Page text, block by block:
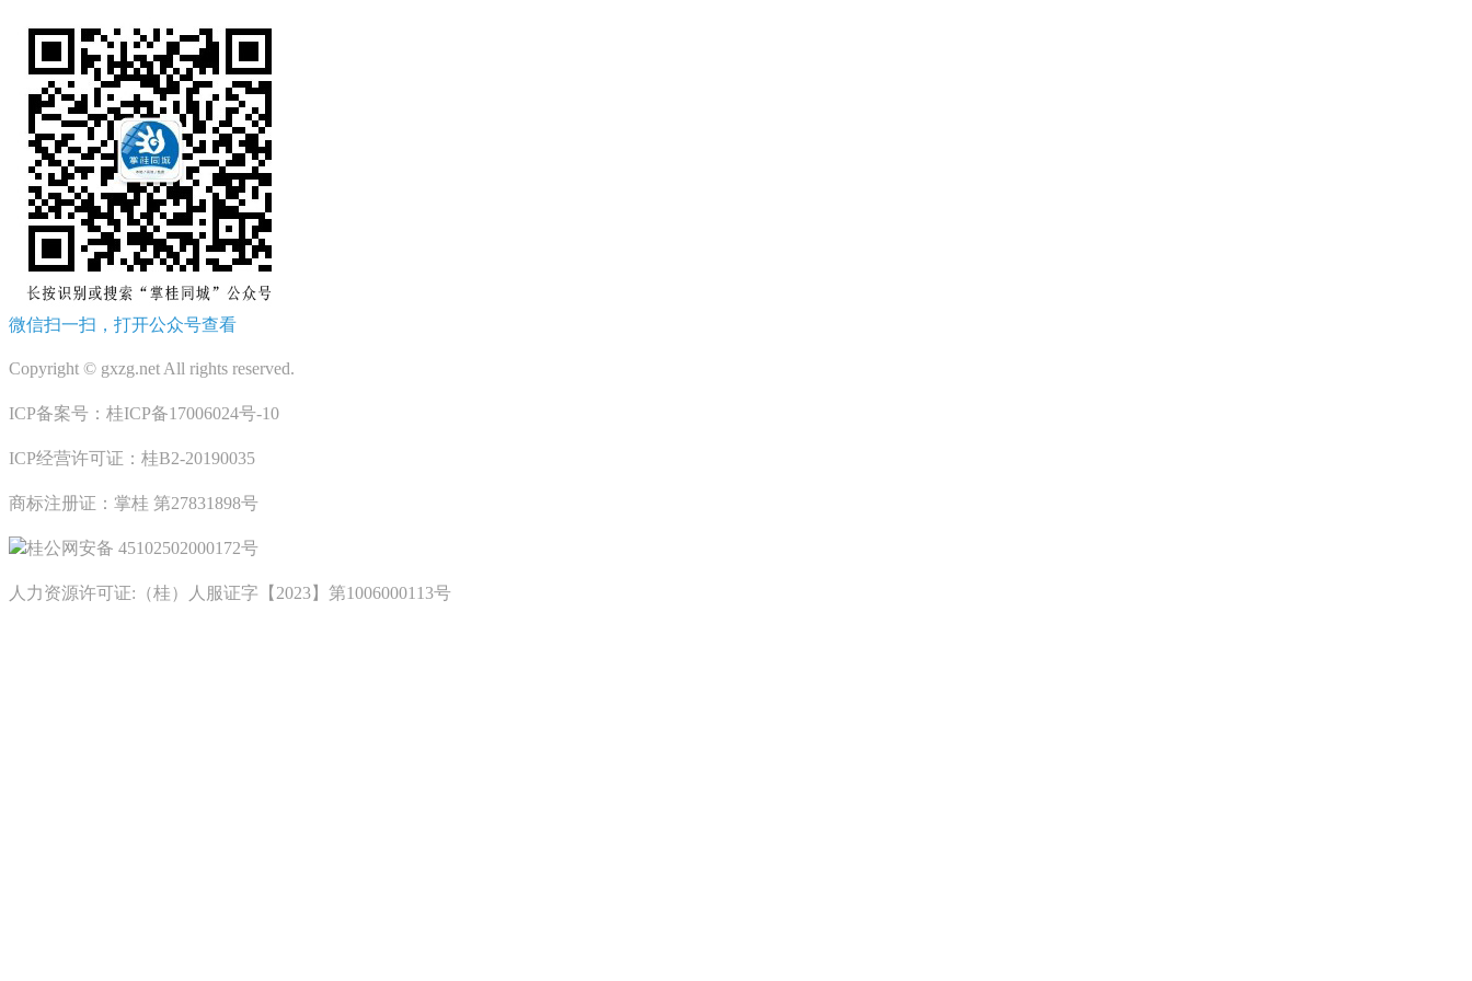
微信扫一扫，打开公众号查看
Copyright © gxzg.net All rights reserved.
ICP备案号：桂ICP备17006024号-10
ICP经营许可证：桂B2-20190035
商标注册证：掌桂 第27831898号
桂公网安备 45102502000172号
人力资源许可证:（桂）人服证字【2023】第1006000113号